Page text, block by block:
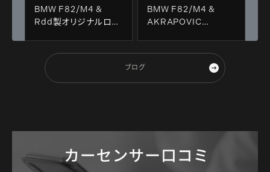
BMW F82/M4 &
Rdd製オリジナルロー
BMW F82/M4 &
AKRAPOVIC
ブログ